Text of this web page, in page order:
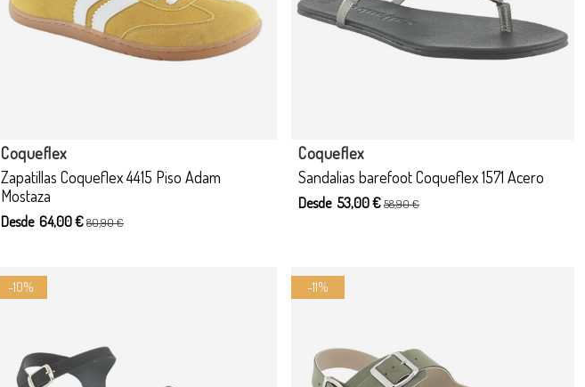
Zapatillas Coqueflex 4415 Piso Adam
Mostaza
Coqueflex
Desde 64,00 €80,90 €
Sandalias barefoot Coqueflex 1571 Acero
Coqueflex
Desde 53,00 €58,90 €
-10% -11%